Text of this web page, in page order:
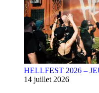
HELLFEST 2026 –
14 juillet 2026